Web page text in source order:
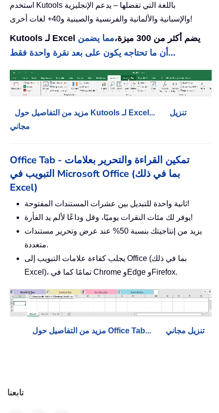
استخدم Kutools باللغة التي تفضلها – يدعم الإنجليزية
والإسبانية والألمانية والفرنسية والصينية و40+ لغات أخرى!
Kutools لـ Excel يضم أكثر من 300 ميزة،
مما يضمن
أن ما تحتاجه يكون على بعد نقرة واحدة فقط...
مزيد من التفاصيل حول Kutools لـ Excel...
تنزيل
مجاني
Office Tab - تمكين القراءة والتحرير بعلامات
التبويب في Microsoft Office (بما في ذلك
Excel)
ثانية واحدة للتبديل بين عشرات المستندات المفتوحة!
يوفر لك مئات النقرات يوميًا، وقل وداعًا لألم يد الفأرة!
يزيد من إنتاجيتك بنسبة 50% عند عرض وتحرير مستندات
متعددة.
يجلب كفاءة علامات التبويب إلى Office (بما في ذلك
Excel)، تمامًا كما في Chrome وEdge وFirefox.
مزيد من التفاصيل حول Office Tab... تنزيل مجاني
تابعنا